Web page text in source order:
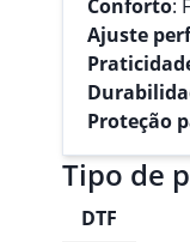
Conforto:
Ajuste
Proteção
Tipo de
DTF